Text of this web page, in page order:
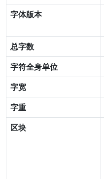
字体版本
总字数
字符全身单位
字宽
字重
区块